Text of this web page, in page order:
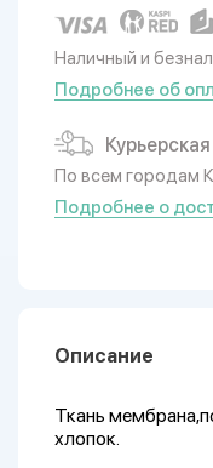
Наличный и
Подробнее об
По всем городам
Подробнее о
Описание
Ткань
хлопок.